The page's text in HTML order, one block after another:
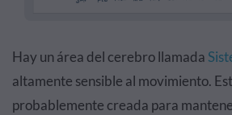
Hay un área del cerebro llamada
altamente sensible al movimiento.
probablemente creada para